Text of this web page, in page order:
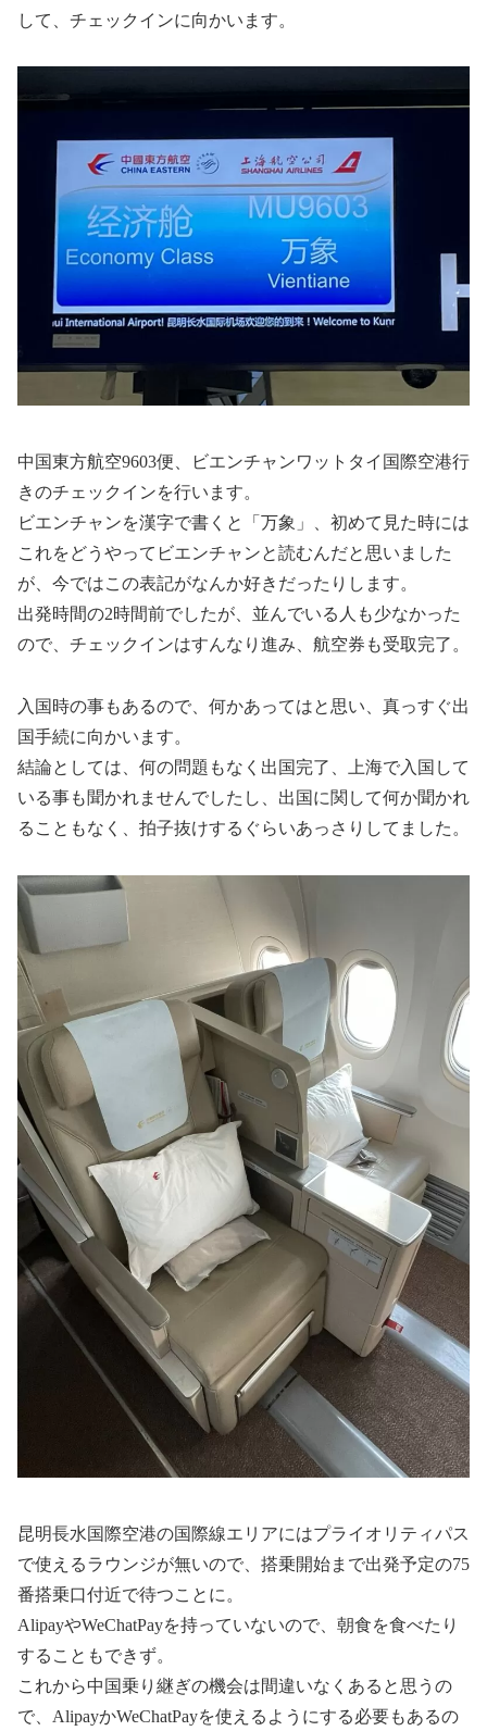
して、チェックインに向かいます。
中国東方航空9603便、ビエンチャンワットタイ国際空港行
きのチェックインを行います。
ビエンチャンを漢字で書くと「万象」、初めて見た時には
これをどうやってビエンチャンと読むんだと思いました
が、今ではこの表記がなんか好きだったりします。
出発時間の2時間前でしたが、並んでいる人も少なかった
ので、チェックインはすんなり進み、航空券も受取完了。
入国時の事もあるので、何かあってはと思い、真っすぐ出
国手続に向かいます。
結論としては、何の問題もなく出国完了、上海で入国して
いる事も聞かれませんでしたし、出国に関して何か聞かれ
ることもなく、拍子抜けするぐらいあっさりしてました。
昆明長水国際空港の国際線エリアにはプライオリティパス
で使えるラウンジが無いので、搭乗開始まで出発予定の75
番搭乗口付近で待つことに。
AlipayやWeChatPayを持っていないので、朝食を食べたり
することもできず。
これから中国乗り継ぎの機会は間違いなくあると思うの
で、AlipayかWeChatPayを使えるようにする必要もあるの